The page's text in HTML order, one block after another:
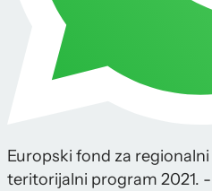
Europski fond za
teritorijalni program 2021.